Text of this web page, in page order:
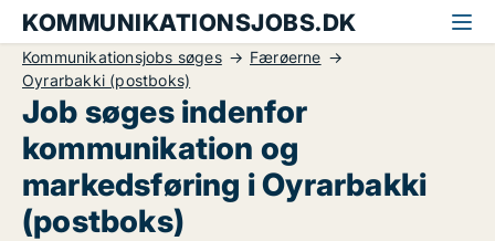
KOMMUNIKATIONSJOBS.DK
Kommunikationsjobs søges
Færøerne
Oyrarbakki (postboks)
Job søges indenfor
kommunikation og
markedsføring i Oyrarbakki
(postboks)